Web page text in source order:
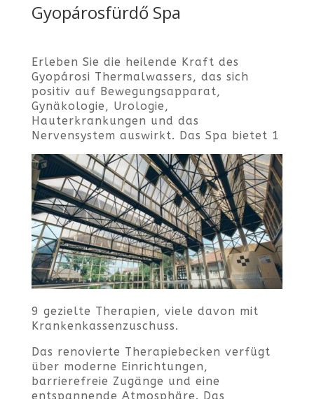
Gyopárosfürdő Spa
Erleben Sie die heilende Kraft des
Gyopárosi Thermalwassers, das sich
positiv auf Bewegungsapparat,
Gynäkologie, Urologie,
Hauterkrankungen und das
Nervensystem auswirkt. Das Spa bietet 1
9 gezielte Therapien, viele davon mit
Krankenkassenzuschuss.
Das renovierte Therapiebecken verfügt
über moderne Einrichtungen,
barrierefreie Zugänge und eine
entspannende Atmosphäre. Das